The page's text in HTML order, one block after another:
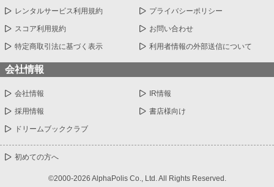
レンタルサービス利用規約 プライバシーポリシー
スコア利用規約 お問い合わせ
特定商取引法に基づく表示 利用者情報の外部送信について
会社情報
会社情報 IR情報
採用情報 書店様向け
ドリームブッククラブ
初めての方へ
©2000-2026 AlphaPolis Co., Ltd. All Rights Reserved.